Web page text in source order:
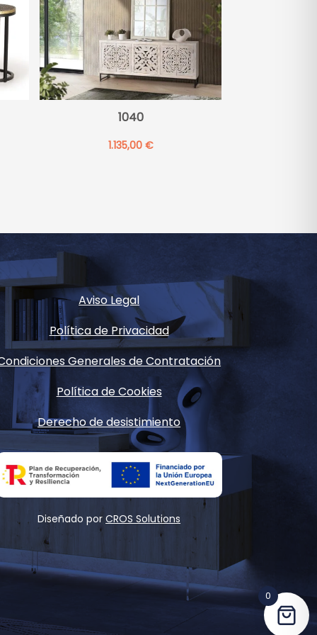
1040
1.135,00 €
Aviso Legal
Política de Privacidad
Generales de Contratación
Política de Cookies
Derecho de desistimiento
Diseñado porCROS Solutions
0